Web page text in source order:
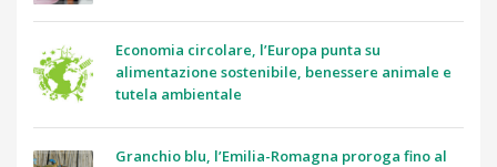
Economia circolare, l’Europa punta su
alimentazione sostenibile, benessere animale e
tutela ambientale
Granchio blu, l’Emilia-Romagna proroga fino al